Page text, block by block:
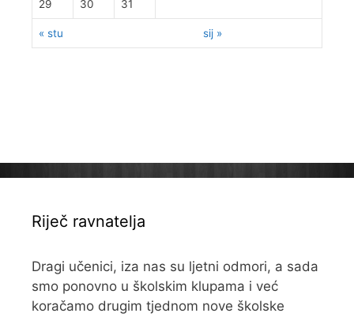
« stu sij »
29 30 31
Riječ ravnatelja
Dragi učenici, iza nas su ljetni odmori, a sada
smo ponovno u školskim klupama i već
koračamo drugim tjednom nove školske